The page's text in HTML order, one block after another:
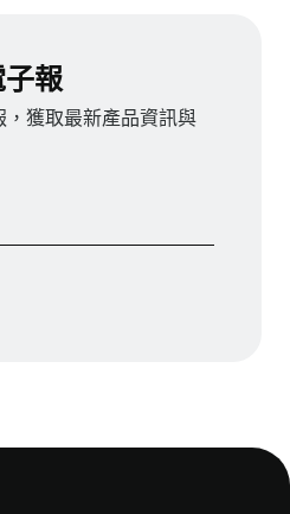
報
，獲取最新產品資訊與